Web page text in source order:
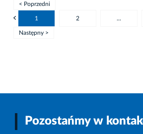
< Poprzedni
1 2 ...
Następny >
Pozostańmy w